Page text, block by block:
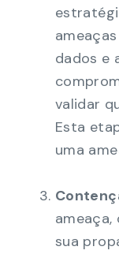
dados e
validar
Esta
uma
sua